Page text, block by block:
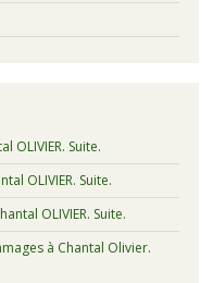
OLIVIER. Suite.
OLIVIER. Suite.
OLIVIER. Suite.
à Chantal Olivier.